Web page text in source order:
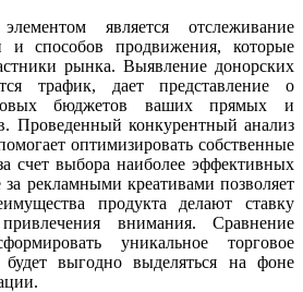
является отслеживание
и способов продвижения, которые
рынка. Выявление донорских
трафик, дает представление о
бюджетов ваших прямых и
Проведенный конкурентный анализ
оптимизировать собственные
счет выбора наиболее эффективных
рекламными креативами позволяет
продукта делают ставку
внимания. Сравнение
уникальное торговое
будет выгодно выделяться на фоне